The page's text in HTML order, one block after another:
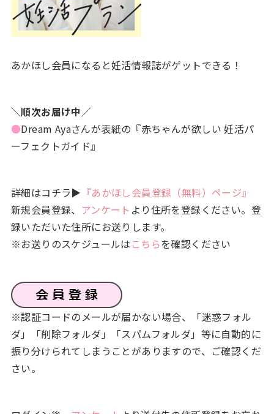
あかほし会員になると妊活情報誌がゲットできる！
＼順次お届け中／
●Dream Ayaさんが表紙の『赤ちゃんが欲しい 妊活パ
ーフェクトガイド』
詳細はコチラ▶ 『あかほし会員登録（無料）ページ』
新規会員登録、 アンケート より住所を登録ください。登
録いただいた住所にお送りします。
※お送りのスケジュールは こちらを確認ください
※認証コードのメールが届かない場合、「迷惑フォル
ダ」「削除フォルダ」「スパムフォルダ」等に自動的に
振り分けられてしまうことがありますので、ご確認くだ
さい。